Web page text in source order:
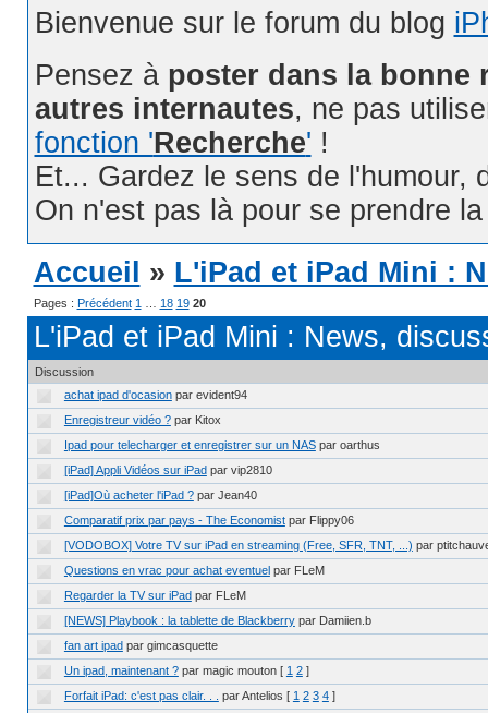
Bienvenue sur le forum du blog
Pensez à poster dans la bonne
autres internautes, ne pas
fonction 'Recherche' !
Et... Gardez le sens de l'humour,
On n'est pas là pour se prendre
Accueil
» L'iPad et iPad Mini :
Pages : Précédent 1 18 19 20
L'iPad et iPad Mini : News,
Discussion
achat ipad d'ocasion par evident94
Enregistreur vidéo ? par Kitox
Ipad pour telecharger et enregistrer sur un NAS par oarthus
[iPad] Appli Vidéos sur iPad par vip2810
[iPad]Où acheter l'iPad ? par Jean40
Comparatif prix par pays - The Economist par Flippy06
[VODOBOX] Votre TV sur iPad en streaming (Free, SFR, TNT, ...) par
Questions en vrac pour achat eventuel par FLeM
Regarder la TV sur iPad par FLeM
[NEWS] Playbook : la tablette de Blackberry par Damiien.b
fan art ipad par gimcasquette
Un ipad, maintenant ? par magic mouton [ 1 2]
Forfait iPad: c'est pas clair. . .
par Antelios [ 1 2 3 4]